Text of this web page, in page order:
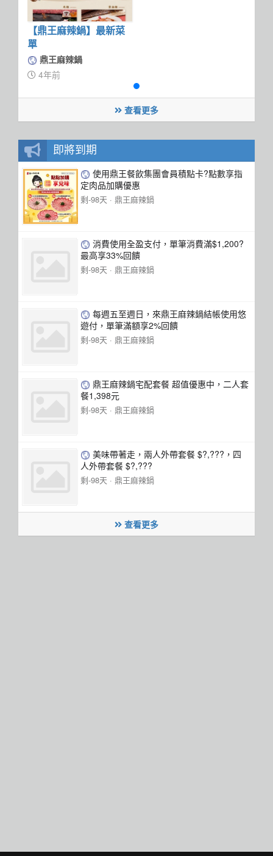
【鼎王麻辣鍋】最新菜
單
鼎王麻辣鍋
4年前
查看更多
即將到期
使用鼎王餐飲集團會員積點卡?點數享指
定肉品加購優惠
剩-98天 · 鼎王麻辣鍋
消費使用全盈支付，單筆消費滿$1,200?
最高享33%回饋
剩-98天 · 鼎王麻辣鍋
每週五至週日，來鼎王麻辣鍋結帳使用悠
遊付，單筆滿額享2%回饋
剩-98天 · 鼎王麻辣鍋
鼎王麻辣鍋宅配套餐 超值優惠中，二人套
餐1,398元
剩-98天 · 鼎王麻辣鍋
美味帶著走，兩人外帶套餐 $?,???，四
人外帶套餐 $?,???
剩-98天 · 鼎王麻辣鍋
查看更多